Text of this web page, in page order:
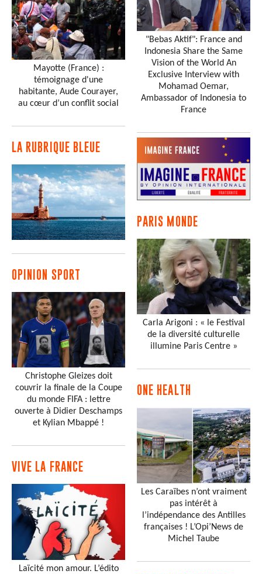
Mayotte (France) :
témoignage d'une
habitante, Aude Courayer,
au cœur d’un conflit social
LA RUBRIQUE BLEUE
OPINION SPORT
Christophe Gleizes doit
couvrir la finale de la Coupe
du monde FIFA : lettre
ouverte à Didier Deschamps
et Kylian Mbappé !
VIVE LA FRANCE
Laïcité mon amour. L’édito
"Bebas Aktif": France and
Indonesia Share the Same
Vision of the World An
Exclusive Interview with
Mohamad Oemar,
Ambassador of Indonesia to
France
PARIS MONDE
Carla Arigoni : « le Festival
de la diversité culturelle
illumine Paris Centre »
ONE HEALTH
Les Caraïbes n’ont vraiment
pas intérêt à
l’indépendance des Antilles
françaises ! L’Opi’News de
Michel Taube